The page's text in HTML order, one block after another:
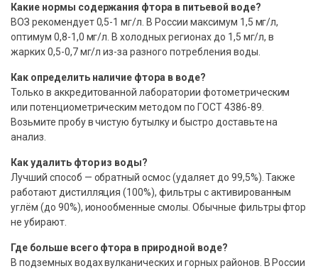
Какие нормы содержания фтора в питьевой воде?
ВОЗ рекомендует 0,5-1 мг/л. В России максимум 1,5 мг/л,
оптимум 0,8-1,0 мг/л. В холодных регионах до 1,5 мг/л, в
жарких 0,5-0,7 мг/л из-за разного потребления воды.
Как определить наличие фтора в воде?
Только в аккредитованной лаборатории фотометрическим
или потенциометрическим методом по ГОСТ 4386-89.
Возьмите пробу в чистую бутылку и быстро доставьте на
анализ.
Как удалить фтор из воды?
Лучший способ — обратный осмос (удаляет до 99,5%). Также
работают дистилляция (100%), фильтры с активированным
углём (до 90%), ионообменные смолы. Обычные фильтры фтор
не убирают.
Где больше всего фтора в природной воде?
В подземных водах вулканических и горных районов. В России